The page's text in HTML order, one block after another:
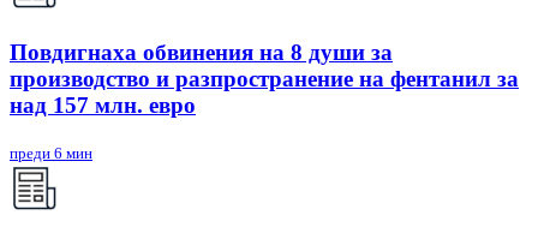
Повдигнаха обвинения на 8 души за
производство и разпространение на фентанил за
над 157 млн. евро
преди 6 мин